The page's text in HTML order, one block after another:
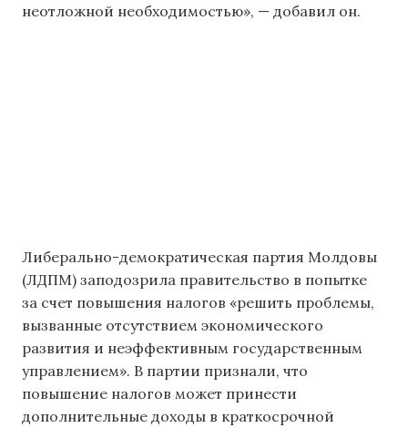
неотложной необходимостью», — добавил он.
Либерально-демократическая партия Молдовы
(ЛДПМ) заподозрила правительство в попытке
за счет повышения налогов «решить проблемы,
вызванные отсутствием экономического
развития и неэффективным государственным
управлением». В партии признали, что
повышение налогов может принести
дополнительные доходы в краткосрочной